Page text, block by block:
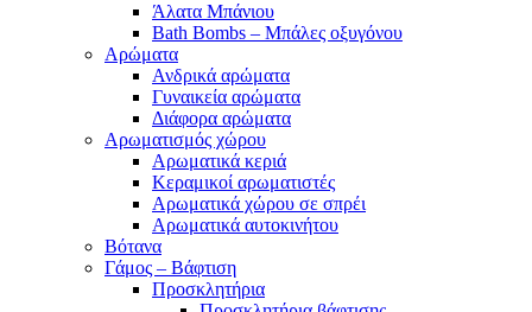
Άλατα Μπάνιου
Bath Bombs – Μπάλες οξυγόνου
Αρώματα
Ανδρικά αρώματα
Γυναικεία αρώματα
Διάφορα αρώματα
Αρωματισμός χώρου
Αρωματικά κεριά
Kεραμικοί αρωματιστές
Αρωματικά χώρου σε σπρέι
Aρωματικά αυτοκινήτου
Βότανα
Γάμος – Βάφτιση
Προσκλητήρια